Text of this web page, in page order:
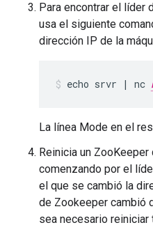
Para encontrar el líder
usa el siguiente
dirección IP de la
echo srvr | nc
La línea Mode en el
Reinicia un
comenzando por el
el que se cambió la
de Zookeeper cambió
sea necesario